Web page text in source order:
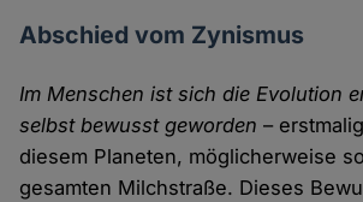
Abschied vom Zynismus
Im Menschen ist sich die Evolution
selbst bewusst geworden –
diesem Planeten, möglicherweise
gesamten Milchstraße. Dieses